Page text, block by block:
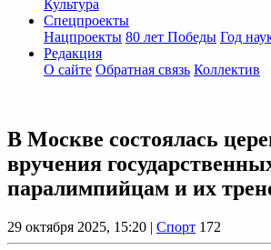
Культура
Спецпроекты
Нацпроекты 80 лет Победы Год
Редакция
О сайте Обратная связь Коллектив
В Москве состоялась
вручения
паралимпийцам и их
29 октября 2025, 15:20 | Спорт 172